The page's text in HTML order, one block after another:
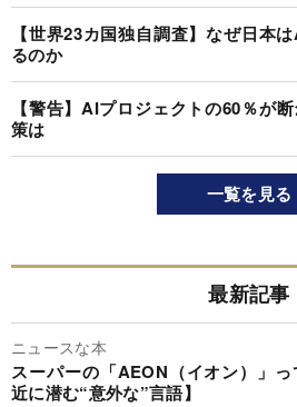
【世界23カ国独自調査】なぜ日本
るのか
【警告】AIプロジェクトの60％が
策は
一覧を見る
最新記事
ニュースな本
スーパーの「AEON（イオン）」
近に潜む“意外な”言語】